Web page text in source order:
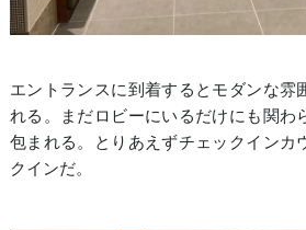
エントランスに到着するとモダンな雰
れる。まだロビーにいるだけにも関わ
包まれる。とりあえずチェックインカ
クインだ。